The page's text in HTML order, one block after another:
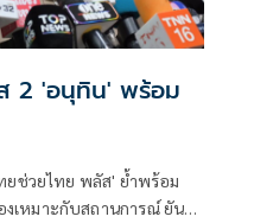
2 'อนุทิน' พร้อม
ยช่วยไทย พลัส' ย้ำพร้อม
เหมาะกับสถานการณ์ ยัน